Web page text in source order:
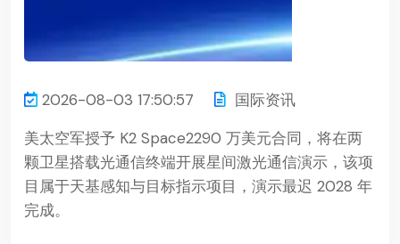
2026-08-03 17:50:57
国际资讯
美太空军授予 K2 Space2290 万美元合同，将在两
颗卫星搭载光通信终端开展星间激光通信演示，该项
目属于天基感知与目标指示项目，演示最迟 2028 年
完成。